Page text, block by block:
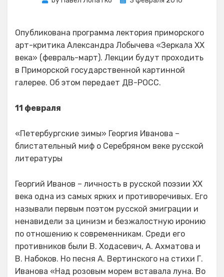
Опубликована программа лектория приморского
арт-критика Александра Лобычева «Зеркала XX
века» (февраль-март). Лекции будут проходить
в Приморской государственной картинной
галерее. Об этом передает ДВ-РОСС.
11 февраля
«Петербургские зимы» Георгия Иванова –
блистательный миф о Серебряном веке русской
литературы
Георгий Иванов – личность в русской поэзии XX
века одна из самых ярких и противоречивых. Его
называли первым поэтом русской эмиграции и
ненавидели за цинизм и безжалостную иронию
по отношению к современникам. Среди его
противников были В. Ходасевич, А. Ахматова и
В. Набоков. Но песня А. Вертинского на стихи Г.
Иванова «Над розовым морем вставала луна. Во